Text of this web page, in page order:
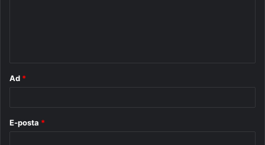
Ad *
E-posta *